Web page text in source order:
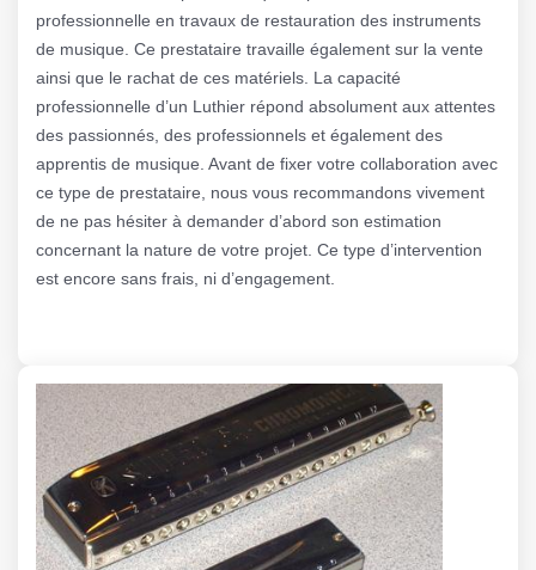
professionnelle en travaux de restauration des instruments
de musique. Ce prestataire travaille également sur la vente
ainsi que le rachat de ces matériels. La capacité
professionnelle d’un Luthier répond absolument aux attentes
des passionnés, des professionnels et également des
apprentis de musique. Avant de fixer votre collaboration avec
ce type de prestataire, nous vous recommandons vivement
de ne pas hésiter à demander d’abord son estimation
concernant la nature de votre projet. Ce type d’intervention
est encore sans frais, ni d’engagement.